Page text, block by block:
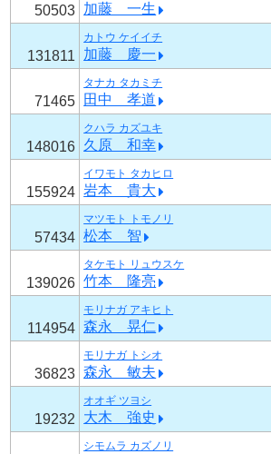
50503 加藤 一生
131811
カトウ ケイイチ
加藤 慶一
71465
タナカ タカミチ
田中 孝道
148016
クハラ カズユキ
久原 和幸
155924
イワモト タカヒロ
岩本 貴大
57434
マツモト トモノリ
松本 智
139026
タケモト リュウスケ
竹本 隆亮
114954
モリナガ アキヒト
森永 晃仁
36823
モリナガ トシオ
森永 敏夫
19232
オオギ ツヨシ
大木 強史
シモムラ カズノリ